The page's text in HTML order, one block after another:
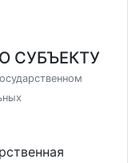
СУБЪЕКТУ